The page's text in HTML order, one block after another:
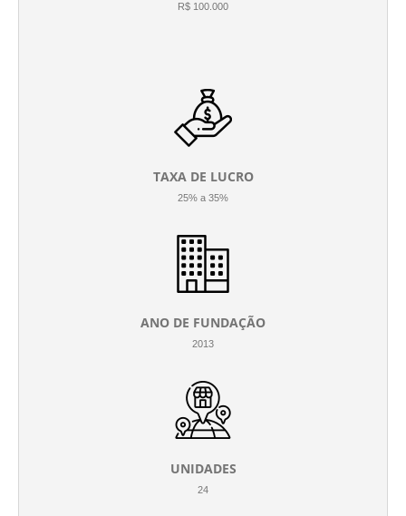
R$ 100.000
TAXA DE LUCRO
25% a 35%
ANO DE FUNDAÇÃO
2013
UNIDADES
24